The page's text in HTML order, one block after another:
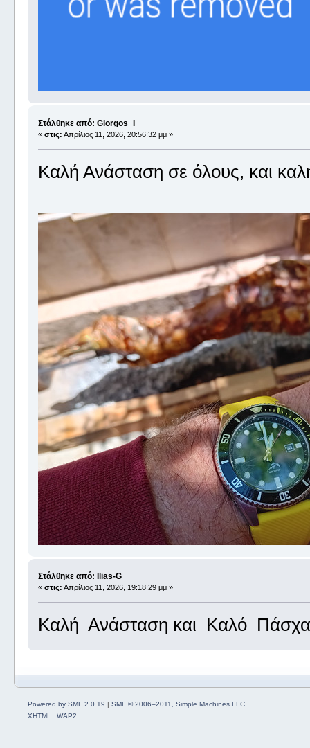
Στάλθηκε από: Giorgos_I
« στις: Απρίλιος 11, 2026, 20:56:32 μμ »
Καλή Ανάσταση σε όλους, και
Στάλθηκε από: Ilias-G
« στις: Απρίλιος 11, 2026, 19:18:29 μμ »
Καλή Ανάσταση και Καλό Πάσχα
Powered by SMF 2.0.19 | SMF © 2006–2011, Simple Machines LLC
XHTML
WAP2